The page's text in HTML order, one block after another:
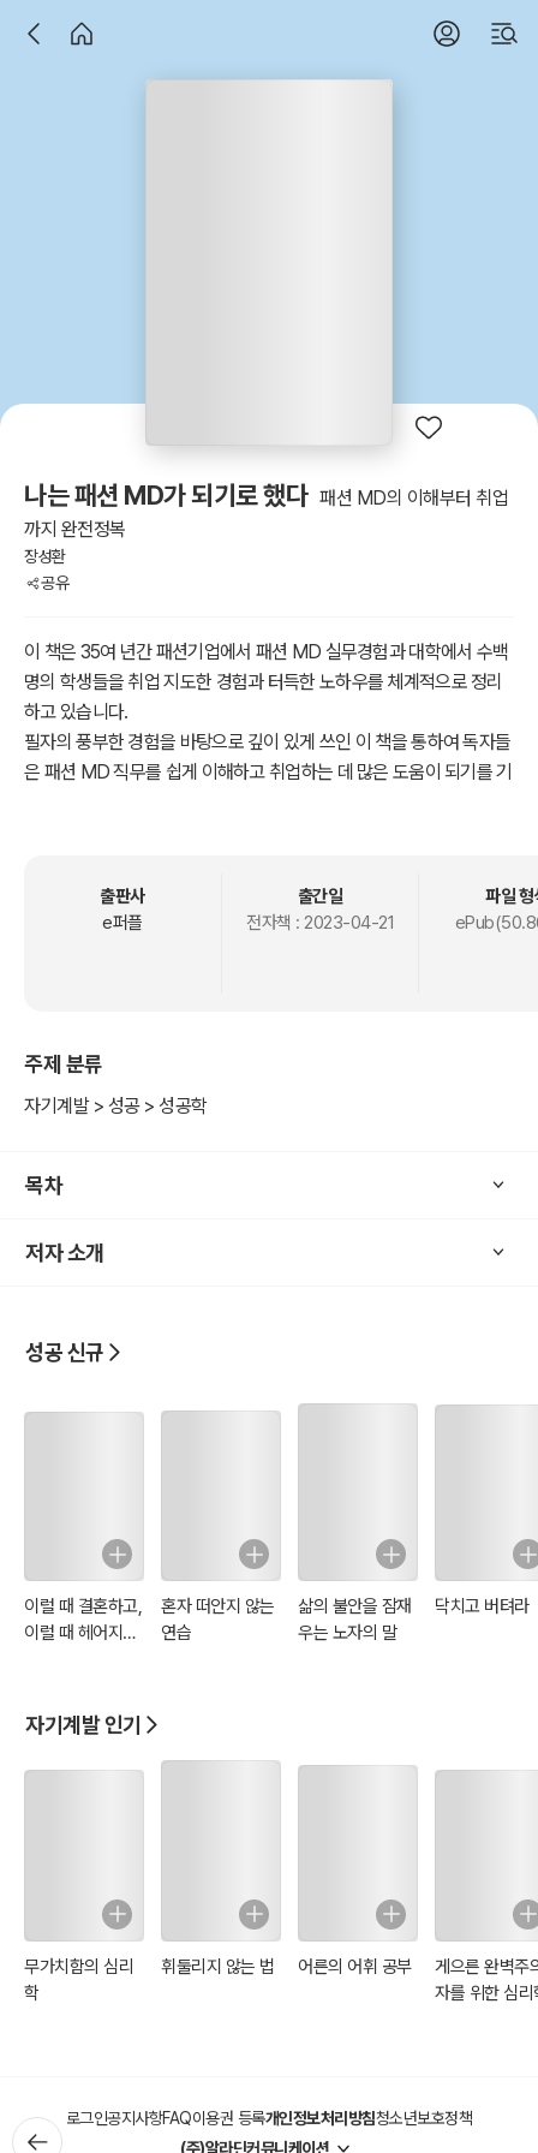
나는 패션 MD가 되기로 했다 패션 MD의 이해부터 취업
까지 완전정복
장성환
공유
이 책은 35여 년간 패션기업에서 패션 MD 실무경험과 대학에서 수백
명의 학생들을 취업 지도한 경험과 터득한 노하우를 체계적으로 정리
하고 있습니다.
필자의 풍부한 경험을 바탕으로 깊이 있게 쓰인 이 책을 통하여 독자들
은 패션 MD 직무를 쉽게 이해하고 취업하는 데 많은 도움이 되기를 기
『제 1 부 패션 MD의 이해』에서는 패션 MD가 뭐 하는 사람인지? 패션
MD의 종류가 많아서 무엇을 해야 하는지? 등 패션 MD에 대한 이해
여 기술하였습니다.
『제3부 패션 MD의 취업 성공전략』에서는 패션 MD 취업 준비생들만
였습니다.
마지막으로 이 책을 읽고 궁금한 부분이 생기면 언제든 필자의 블로그
여러분들과 지속적으로 대화하기를 기대합니다.
출판사
e퍼플
출간일
전자책 : 2023-04-21
파일 형
주제 분류
자기계발 > 성공 > 성공학
목차
저자 소개
성공 신규
이럴 때 결혼하고,
이럴 때 헤어지세
혼자 떠안지 않는
연습
삶의 불안을 잠재
우는 노자의 말
닥치고 버텨라
자기계발 인기
무가치함의 심리
학
휘둘리지 않는 법 어른의 어휘 공부
게으른 완벽주
자를 위한 심리
로그인공지사항FAQ이용권 등록개인정보처리방침청소년보호정책
(주)알라딘커뮤니케이션